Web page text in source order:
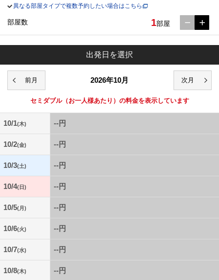
異なる部屋タイプで複数予約したい場合はこちら
部屋数 1部屋
出発日を選択
2026年10月
セミダブル（お一人様あたり）の料金を表示しています
10/1(木) --円
10/2(金) --円
10/3(土) --円
10/4(日) --円
10/5(月) --円
10/6(火) --円
10/7(水) --円
10/8(木) --円